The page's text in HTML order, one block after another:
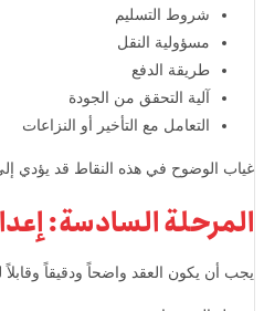
شروط التسليم
مسؤولية النقل
طريقة الدفع
آلية التحقق من الجودة
التعامل مع التأخير أو النزاعات
غياب الوضوح في هذه النقاط قد يؤدي إلى
المرحلة السادسة:
يجب أن يكون العقد واضحاً ودقيقاً وقابلاً